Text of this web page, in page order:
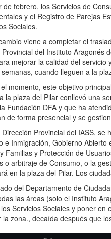
febrero, los Servicios de
y el Registro de Parejas
Sociales.
viene a completar el
Provincial del Instituto Aragonés
mejorar la calidad del
cuando lleguen a la
momento, este objetivo
la plaza del Pilar conllevó una
Fundación DFA y que ha
de forma presencial y se
Provincial del IASS, se
e Inmigración, Gobierno
Familias y Protección de
o arbitraje de Consumo, o la
en la plaza del Pilar. Los
del Departamento de
las áreas (solo el Instituto
Servicios Sociales y poner
la zona., decaída después que